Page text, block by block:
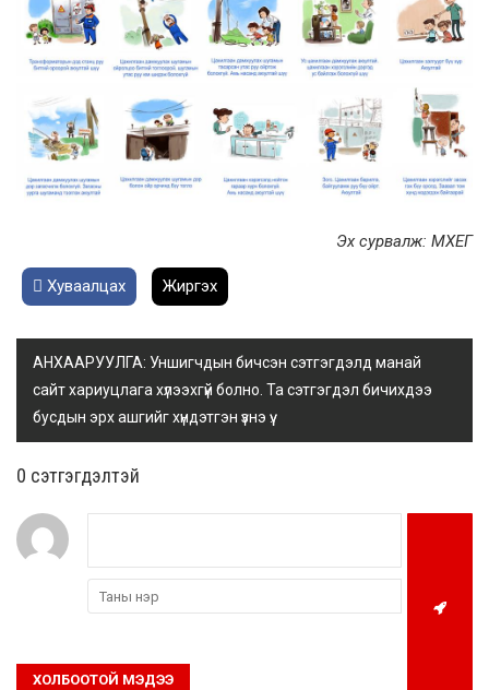
Эх сурвалж: МХЕГ
Хуваалцах Жиргэх
АНХААРУУЛГА: Уншигчдын бичсэн сэтгэгдэлд манай
сайт хариуцлага хүлээхгүй болно. Та сэтгэгдэл бичихдээ
бусдын эрх ашгийг хүндэтгэн үзнэ үү.
0 cэтгэгдэлтэй
ХОЛБООТОЙ МЭДЭЭ